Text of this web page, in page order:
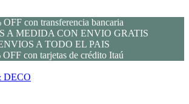
OFF con transferencia bancaria
A MEDIDA CON ENVIO GRATIS
A TODO EL PAIS
OFF con tarjetas de crédito Itaú